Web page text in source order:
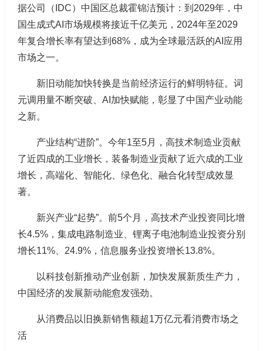
据公司（IDC）中国区总裁霍锦洁预计：到2029年，中
国生成式AI市场规模将接近千亿美元，2024年至2029
年复合增长率有望达到68%，成为全球最活跃的AI应用
市场之一。
新旧动能加快转换是当前经济运行的鲜明特征。词
元调用量不断突破、AI加快赋能，彰显了中国产业动能
之新。
产业结构“进阶”。今年1至5月，高技术制造业贡献
了近四成的工业增长，装备制造业贡献了近六成的工业
增长，高端化、智能化、绿色化、融合化转型成效显
著。
新兴产业“起势”。前5个月，高技术产业投资同比增
长4.5%，集成电路制造业、锂离子电池制造业投资分别
增长11%、24.9%，信息服务业投资增长13.8%。
以科技创新推动产业创新，加快发展新质生产力，
中国经济的发展新动能愈发强劲。
从消费品以旧换新销售额超1万亿元看消费市场之
活